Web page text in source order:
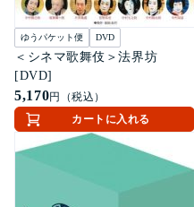
ゆうパケット便 DVD
＜シネマ歌舞伎＞法界坊
[DVD]
5,170円（税込）
カートに入れる